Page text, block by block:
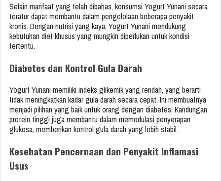
Selain manfaat yang telah dibahas, konsumsi Yogurt Yunani secara
teratur dapat membantu dalam pengelolaan beberapa penyakit
kronis. Dengan nutrisi yang kaya, Yogurt Yunani mendukung
kebutuhan diet khusus yang mungkin diperlukan untuk kondisi
tertentu.
Diabetes dan Kontrol Gula Darah
Yogurt Yunani memiliki indeks glikemik yang rendah, yang berarti
tidak meningkatkan kadar gula darah secara cepat. Ini membuatnya
menjadi pilihan yang baik untuk orang dengan diabetes. Kandungan
protein tinggi juga membantu dalam memodulasi penyerapan
glukosa, memberikan kontrol gula darah yang lebih stabil.
Kesehatan Pencernaan dan Penyakit Inflamasi
Usus